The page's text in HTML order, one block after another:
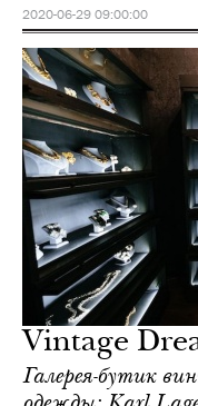
2020-06-29 09:00:00
Vintage
Галерея-бутик